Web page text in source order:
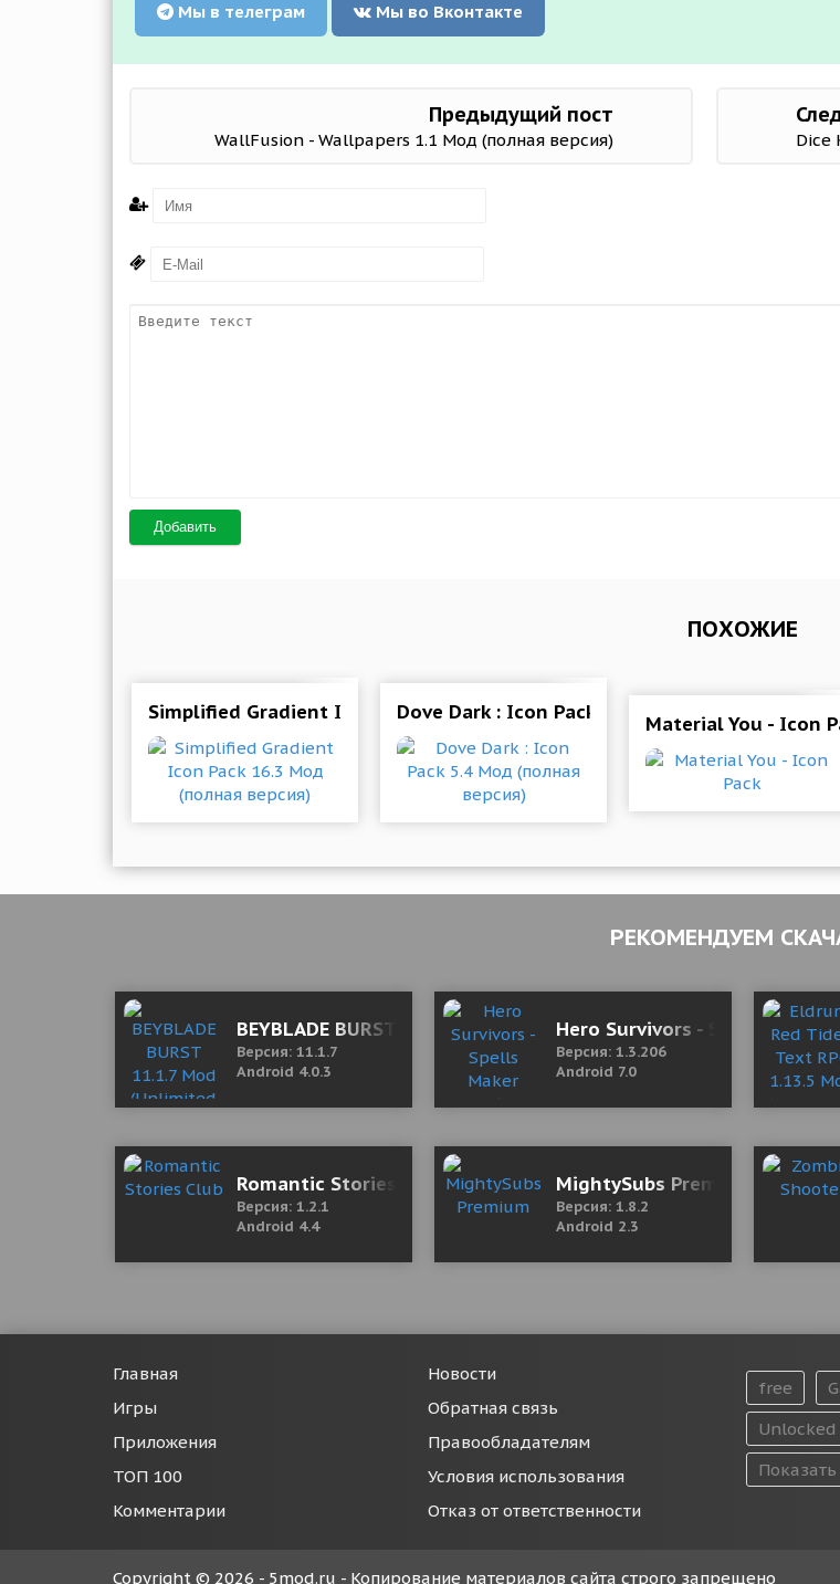
Мы в телеграм Мы во Вконтакте
Предыдущий пост
WallFusion - Wallpapers 1.1 Мод (полная версия) Dice
Добавить
ПОХОЖИЕ
Simplified Gradient Icon Pack 16.3 Мод (полная версия)
Dove Dark : Icon Pack 5.4 Мод (полная версия)
Material You - Icon
РЕКОМЕНДУЕМ
BEYBLADE BURST 11.1.7 Mod (Unlimited BeyCoins)
Версия: 11.1.7
Android 4.0.3
Hero Survivors - Spells Maker
Версия: 1.3.206
Android 7.0
Romantic Stories Club
Версия: 1.2.1
Android 4.4
MightySubs Premium
Версия: 1.8.2
Android 2.3
Главная
Игры
Приложения
ТОП 100
Комментарии
Новости
Обратная связь
Правообладателям
Условия использования
Отказ от ответственности
free
Unlocked
Показать
Copyright © 2026 - 5mod.ru - Копирование материалов сайта строго запрещено